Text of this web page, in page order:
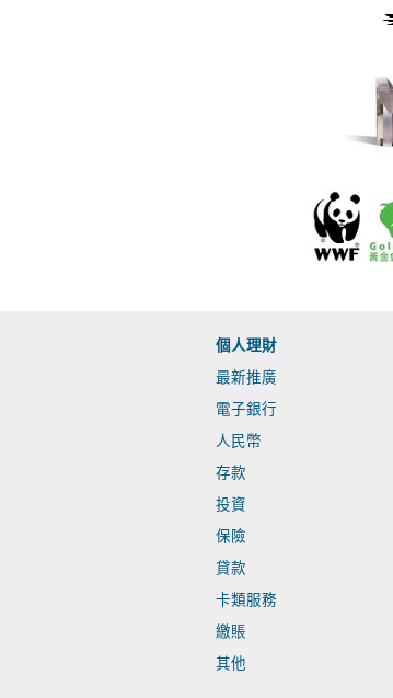
個人理財
最新推廣
電子銀行
人民幣
存款
投資
保險
貸款
卡類服務
繳賬
其他